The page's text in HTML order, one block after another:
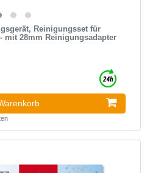
Reinigungsset für
mit 28mm Reinigungsadapter